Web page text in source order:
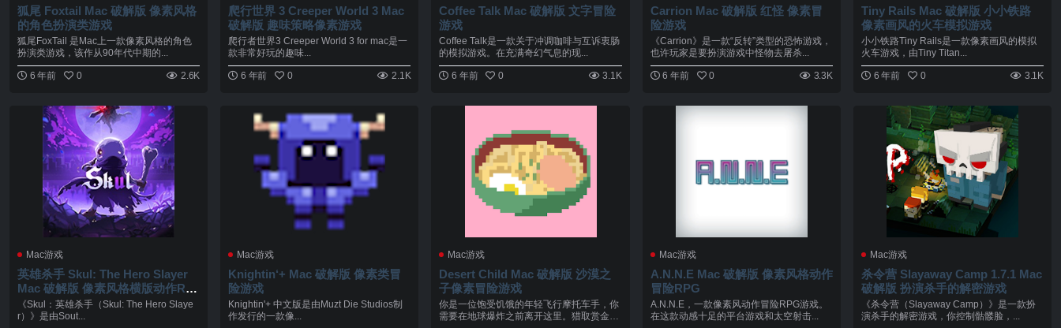
狐尾 Foxtail Mac 破解版 像素风格
的角色扮演类游戏
狐尾FoxTail 是Mac上一款像素风格的角色
扮演类游戏，该作从90年代中期的...
6 年前 0 2.6K
爬行世界 3 Creeper World 3 Mac
破解版 趣味策略像素游戏
爬行者世界3 Creeper World 3 for mac是一
款非常好玩的趣味...
6 年前 0 2.1K
Coffee Talk Mac 破解版 文字冒险
游戏
Coffee Talk是一款关于冲调咖啡与互诉衷肠
的模拟游戏。在充满奇幻气息的现...
6 年前 0 3.1K
Carrion Mac 破解版 红怪 像素冒
险游戏
《Carrion》是一款“反转”类型的恐怖游戏，
也许玩家是要扮演游戏中怪物去屠杀...
6 年前 0 3.3K
Tiny Rails Mac 破解版 小小铁路
像素画风的火车模拟游戏
小小铁路Tiny Rails是一款像素画风的模拟
火车游戏，由Tiny Titan...
6 年前 0 3.1K
Mac游戏
英雄杀手 Skul: The Hero Slayer
Mac 破解版 像素风格横版动作RP
G《Skul：英雄杀手（Skul: The Hero Slaye
r）》是由Sout...
Mac游戏
Knightin‘+ Mac 破解版 像素类冒
险游戏
Knightin'+ 中文版是由Muzt Die Studios制
作发行的一款像...
Mac游戏
Desert Child Mac 破解版 沙漠之
子像素冒险游戏
你是一位饱受饥饿的年轻飞行摩托车手，你
需要在地球爆炸之前离开这里。猎取赏金，
Mac游戏
A.N.N.E Mac 破解版 像素风格动作
冒险RPG
A.N.N.E，一款像素风动作冒险RPG游戏。
在这款动感十足的平台游戏和太空射击...
Mac游戏
杀令营 Slayaway Camp 1.7.1 Mac
破解版 扮演杀手的解密游戏
《杀令营（Slayaway Camp）》是一款扮
演杀手的解密游戏，你控制骷髅脸，...